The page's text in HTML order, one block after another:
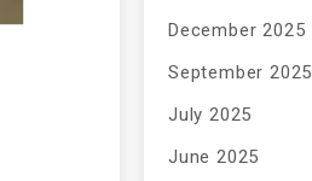
December 2025
September 2025
July 2025
June 2025